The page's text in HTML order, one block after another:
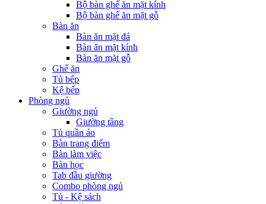
Bộ bàn ghế ăn mặt kính
Bộ bàn ghế ăn mặt gỗ
Bàn ăn
Bàn ăn mặt đá
Bàn ăn mặt kính
Bàn ăn mặt gỗ
Ghế ăn
Tủ bếp
Kệ bếp
Phòng ngủ
Giường ngủ
Giường tầng
Tủ quần áo
Bàn trang điểm
Bàn làm việc
Bàn học
Tab đầu giường
Combo phòng ngủ
Tủ - Kệ sách